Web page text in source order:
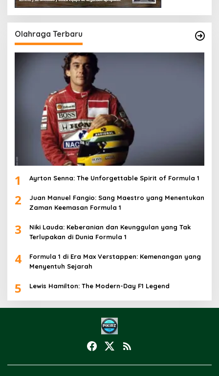
Olahraga Terbaru
1 Ayrton Senna: The Unforgettable Spirit of Formula 1
2
Juan Manuel Fangio: Sang Maestro yang Menentukan
Zaman Keemasan Formula 1
3
Niki Lauda: Keberanian dan Keunggulan yang Tak
Terlupakan di Dunia Formula 1
4
Formula 1 di Era Max Verstappen: Kemenangan yang
Menyentuh Sejarah
5 Lewis Hamilton: The Modern-Day F1 Legend